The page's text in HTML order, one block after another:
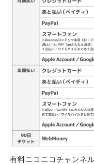
有料ニコニコチャンネ